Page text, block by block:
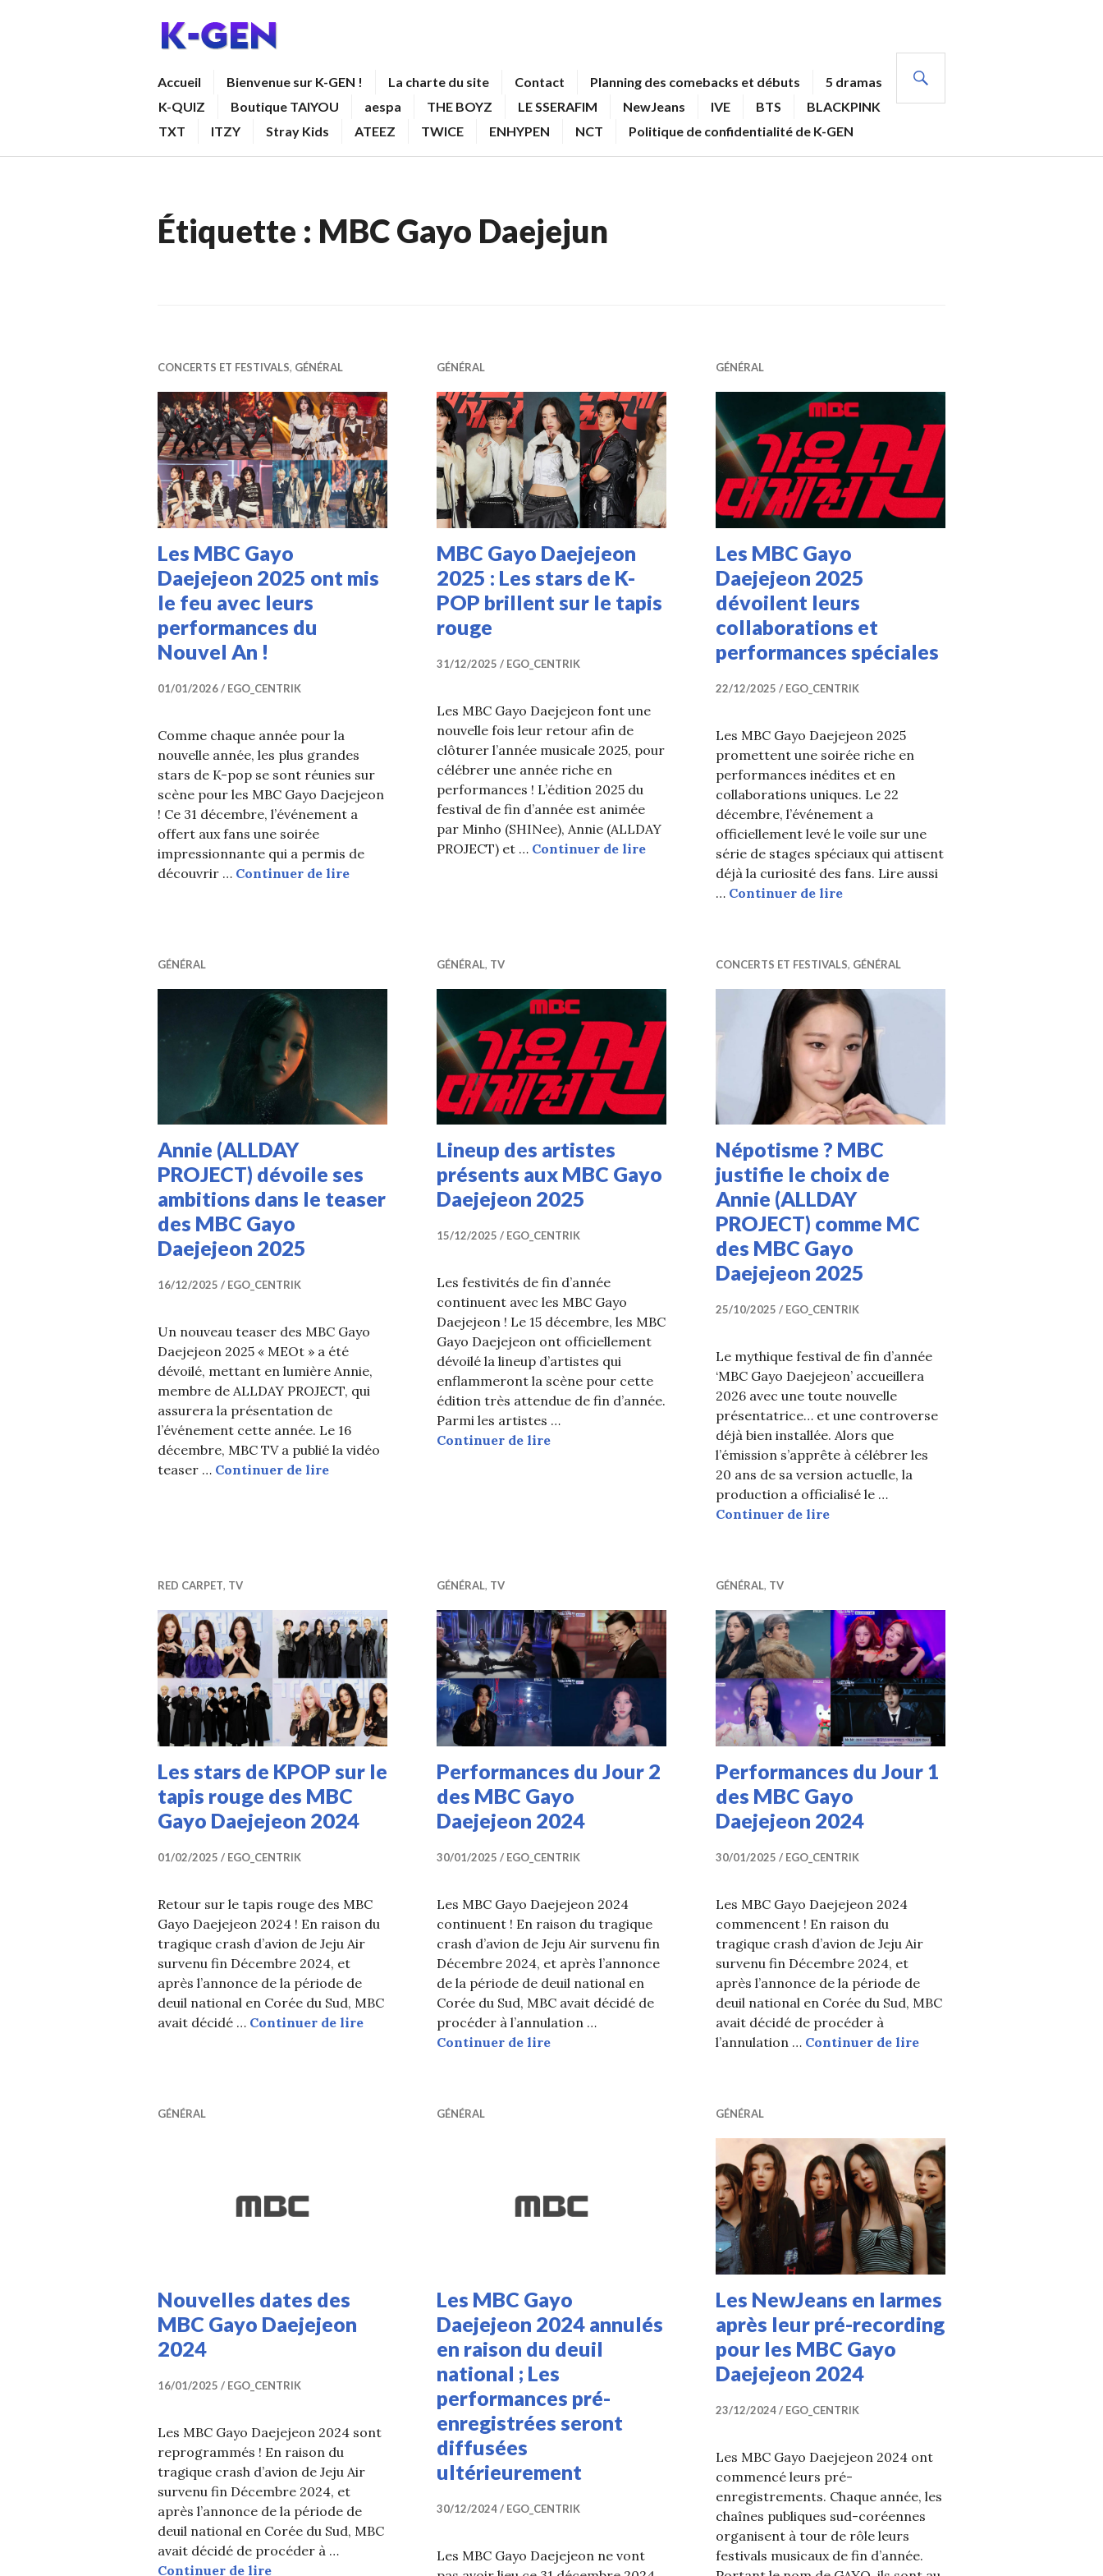
Accueil Bienvenue sur K-GEN ! La charte du site Contact Planning des comebacks et débuts
5 dramas
K-QUIZ
Boutique TAIYOU aespa THE BOYZ LE SSERAFIM NewJeans IVE BTS
BLACKPINK
TXT
ITZY Stray Kids ATEEZ TWICE ENHYPEN NCT Politique de confidentialité de K-GEN
Étiquette : MBC Gayo Daejejun
CONCERTS ET FESTIVALS, GÉNÉRAL
Les MBC Gayo
Daejejeon 2025 ont mis
le feu avec leurs
performances du
Nouvel An !
01/01/2026 EGO_CENTRIK
Comme chaque année pour la
nouvelle année, les plus grandes
stars de K-pop se sont réunies sur
scène pour les MBC Gayo Daejejeon
! Ce 31 décembre, l’événement a
offert aux fans une soirée
impressionnante qui a permis de
découvrir … Continuer de lireLes MBC Gayo Daejejeon 2025 ont mis le feu avec leurs performances du Nouvel An !
GÉNÉRAL
MBC Gayo Daejejeon
2025 : Les stars de K-
POP brillent sur le tapis
rouge
31/12/2025 EGO_CENTRIK
Les MBC Gayo Daejejeon font une
nouvelle fois leur retour afin de
clôturer l’année musicale 2025, pour
célébrer une année riche en
performances ! L’édition 2025 du
festival de fin d’année est animée
par Minho (SHINee), Annie (ALLDAY
PROJECT) et … Continuer de lireMBC Gayo Daejejeon 2025 : Les stars de K-POP brillent sur le tapis
GÉNÉRAL
Les MBC Gayo
Daejejeon 2025
dévoilent leurs
collaborations et
performances spéciales
22/12/2025 EGO_CENTRIK
Les MBC Gayo Daejejeon 2025
promettent une soirée riche en
performances inédites et en
collaborations uniques. Le 22
décembre, l’événement a
officiellement levé le voile sur une
série de stages spéciaux qui attisent
déjà la curiosité des fans. Lire aussi
… Continuer de lireLes MBC Gayo Daejejeon 2025
GÉNÉRAL
Annie (ALLDAY
PROJECT) dévoile ses
ambitions dans le teaser
des MBC Gayo
Daejejeon 2025
16/12/2025 EGO_CENTRIK
Un nouveau teaser des MBC Gayo
Daejejeon 2025 « MEOt » a été
dévoilé, mettant en lumière Annie,
membre de ALLDAY PROJECT, qui
assurera la présentation de
l’événement cette année. Le 16
décembre, MBC TV a publié la vidéo
teaser … Continuer de lireAnnie (ALLDAY PROJECT) dévoile ses ambitions dans le teaser des MBC Gayo Daejejeon 2025
GÉNÉRAL, TV
Lineup des artistes
présents aux MBC Gayo
Daejejeon 2025
15/12/2025 EGO_CENTRIK
Les festivités de fin d’année
continuent avec les MBC Gayo
Daejejeon ! Le 15 décembre, les MBC
Gayo Daejejeon ont officiellement
dévoilé la lineup d’artistes qui
enflammeront la scène pour cette
édition très attendue de fin d’année.
Parmi les artistes …
Continuer de lireLineup des artistes présents aux MBC Gayo Daejejeon 2025
CONCERTS ET FESTIVALS, GÉNÉRAL
Népotisme ? MBC
justifie le choix de
Annie (ALLDAY
PROJECT) comme MC
des MBC Gayo
Daejejeon 2025
25/10/2025 EGO_CENTRIK
Le mythique festival de fin d’année
‘MBC Gayo Daejejeon’ accueillera
2026 avec une toute nouvelle
présentatrice… et une controverse
déjà bien installée. Alors que
l’émission s’apprête à célébrer les
20 ans de sa version actuelle, la
production a officialisé le …
Continuer de lireNépotisme ? MBC justifie le choix de
RED CARPET, TV
Les stars de KPOP sur le
tapis rouge des MBC
Gayo Daejejeon 2024
01/02/2025 EGO_CENTRIK
Retour sur le tapis rouge des MBC
Gayo Daejejeon 2024 ! En raison du
tragique crash d’avion de Jeju Air
survenu fin Décembre 2024, et
après l’annonce de la période de
deuil national en Corée du Sud, MBC
avait décidé … Continuer de lireLes stars de KPOP sur le tapis rouge des MBC Gayo Daejejeon 2024
GÉNÉRAL, TV
Performances du Jour 2
des MBC Gayo
Daejejeon 2024
30/01/2025 EGO_CENTRIK
Les MBC Gayo Daejejeon 2024
continuent ! En raison du tragique
crash d’avion de Jeju Air survenu fin
Décembre 2024, et après l’annonce
de la période de deuil national en
Corée du Sud, MBC avait décidé de
procéder à l’annulation …
Continuer de lirePerformances du Jour 2 des MBC Gayo Daejejeon 2024
GÉNÉRAL, TV
Performances du Jour 1
des MBC Gayo
Daejejeon 2024
30/01/2025 EGO_CENTRIK
Les MBC Gayo Daejejeon 2024
commencent ! En raison du
tragique crash d’avion de Jeju Air
survenu fin Décembre 2024, et
après l’annonce de la période de
deuil national en Corée du Sud, MBC
avait décidé de procéder à
l’annulation … Continuer de lirePerformances du Jour 1
GÉNÉRAL
Nouvelles dates des
MBC Gayo Daejejeon
2024
16/01/2025 EGO_CENTRIK
Les MBC Gayo Daejejeon 2024 sont
reprogrammés ! En raison du
tragique crash d’avion de Jeju Air
survenu fin Décembre 2024, et
après l’annonce de la période de
deuil national en Corée du Sud, MBC
avait décidé de procéder à …
Continuer de lireNouvelles dates des MBC Gayo Daejejeon 2024
GÉNÉRAL
Les MBC Gayo
Daejejeon 2024 annulés
en raison du deuil
national ; Les
performances pré-
enregistrées seront
diffusées
ultérieurement
30/12/2024 EGO_CENTRIK
Les MBC Gayo Daejejeon ne vont
GÉNÉRAL
Les NewJeans en larmes
après leur pré-recording
pour les MBC Gayo
Daejejeon 2024
23/12/2024 EGO_CENTRIK
Les MBC Gayo Daejejeon 2024 ont
commencé leurs pré-
enregistrements. Chaque année, les
chaînes publiques sud-coréennes
organisent à tour de rôle leurs
festivals musicaux de fin d’année.